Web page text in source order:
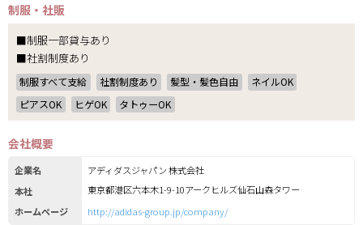
制服・社販
■制服一部貸与あり
■社割制度あり
制服すべて支給 社割制度あり 髪型・髪色自由
ネイルOK
ピアスOK
ヒゲOK タトゥーOK
会社概要
企業名
アディダスジャパン 株式会社
本社
東京都港区六本木1-9-10アークヒルズ仙石山森タワー
ホームページ
http://adidas-group.jp/company/